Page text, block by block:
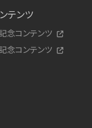
テンツ
念コンテンツ
念コンテンツ